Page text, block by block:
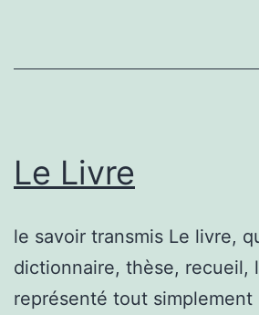
Le Livre
le savoir transmis Le livre,
dictionnaire, thèse, recueil,
représenté tout simplement